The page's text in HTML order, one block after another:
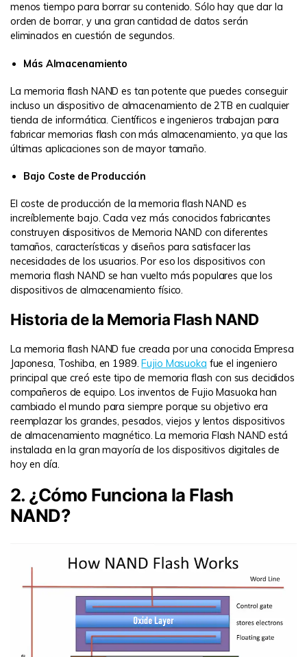
menos tiempo para borrar su contenido. Sólo hay que dar la
orden de borrar, y una gran cantidad de datos serán
eliminados en cuestión de segundos.
Más Almacenamiento
La memoria flash NAND es tan potente que puedes conseguir
incluso un dispositivo de almacenamiento de 2TB en cualquier
tienda de informática. Científicos e ingenieros trabajan para
fabricar memorias flash con más almacenamiento, ya que las
últimas aplicaciones son de mayor tamaño.
Bajo Coste de Producción
El coste de producción de la memoria flash NAND es
increíblemente bajo. Cada vez más conocidos fabricantes
construyen dispositivos de Memoria NAND con diferentes
tamaños, características y diseños para satisfacer las
necesidades de los usuarios. Por eso los dispositivos con
memoria flash NAND se han vuelto más populares que los
dispositivos de almacenamiento físico.
Historia de la Memoria Flash NAND
La memoria flash NAND fue creada por una conocida Empresa
Japonesa, Toshiba, en 1989.Fujio Masuoka fue el ingeniero
principal que creó este tipo de memoria flash con sus decididos
compañeros de equipo. Los inventos de Fujio Masuoka han
cambiado el mundo para siempre porque su objetivo era
reemplazar los grandes, pesados, viejos y lentos dispositivos
de almacenamiento magnético. La memoria Flash NAND está
instalada en la gran mayoría de los dispositivos digitales de
hoy en día.
2. ¿Cómo Funciona la Flash
NAND?